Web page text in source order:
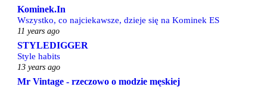
Kominek.In
Wszystko, co najciekawsze, dzieje się na Kominek ES
11 years ago
STYLEDIGGER
Style habits
13 years ago
Mr Vintage - rzeczowo o modzie męskiej